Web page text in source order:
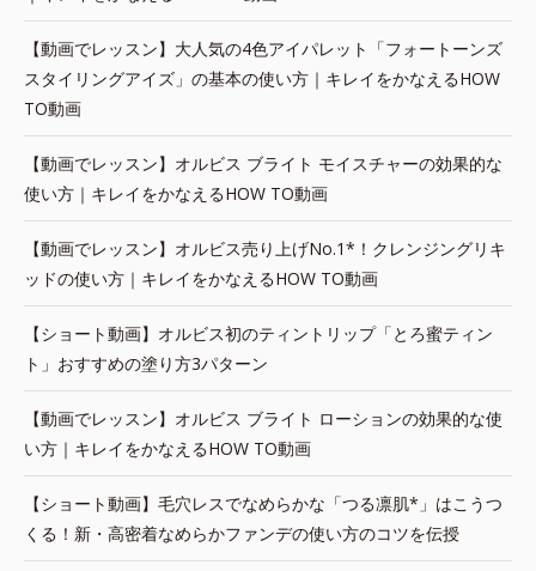
【動画でレッスン】大人気の4色アイパレット「フォートーンズ
スタイリングアイズ」の基本の使い方｜キレイをかなえるHOW
TO動画
【動画でレッスン】オルビス ブライト モイスチャーの効果的な
使い方｜キレイをかなえるHOW TO動画
【動画でレッスン】オルビス売り上げNo.1*！クレンジングリキ
ッドの使い方｜キレイをかなえるHOW TO動画
【ショート動画】オルビス初のティントリップ「とろ蜜ティン
ト」おすすめの塗り方3パターン
【動画でレッスン】オルビス ブライト ローションの効果的な使
い方｜キレイをかなえるHOW TO動画
【ショート動画】毛穴レスでなめらかな「つる凛肌*」はこうつ
くる！新・高密着なめらかファンデの使い方のコツを伝授